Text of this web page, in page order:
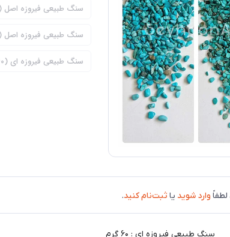
سنگ طبیعی فیروزه اصل (۶۰
سنگ طبیعی فیروزه اصل
سنگ طبیعی فیروزه ای (۶۰ گرم)
لطفاً وارد شوید یا ثبت‌نام کنید.
سنگ طبیعی فیروزه ای : ۶۰ گرم